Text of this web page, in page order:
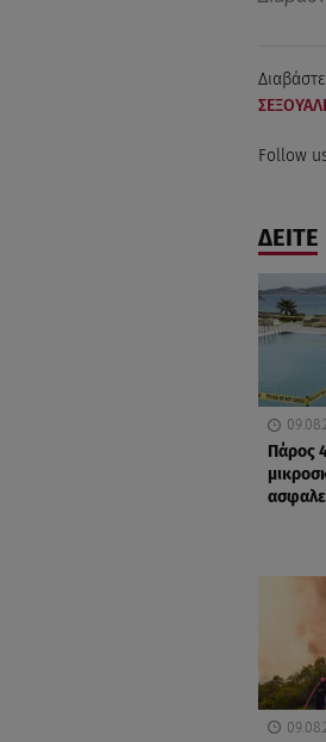
Follow
ΔΕΙΤΕ
Πάρος